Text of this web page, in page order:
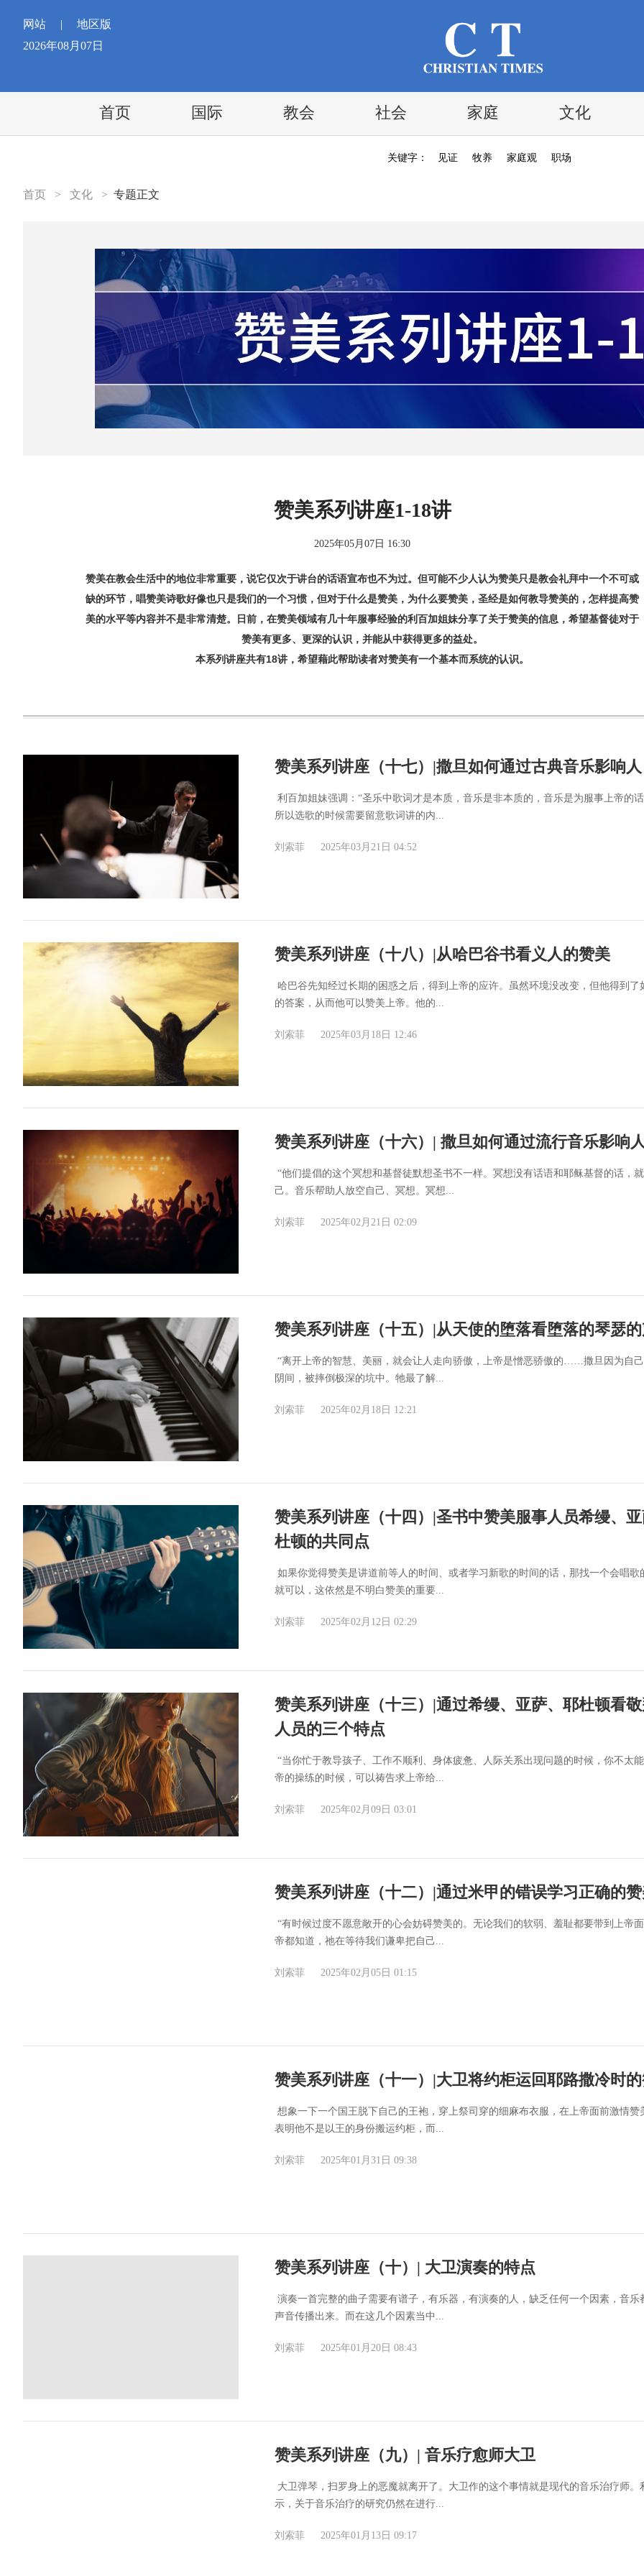
网站 |
地区版
2026年08月07日
首页 国际 教会 社会 家庭 文化
关键字： 见证 牧养 家庭观 职场
首页 > 文化 > 专题正文
赞美系列讲座1-18讲
2025年05月07日 16:30
赞美在教会生活中的地位非常重要，说它仅次于讲台的话语宣布也不为过。但可能不少人认为赞美只是教会礼拜中一个不可或
缺的环节，唱赞美诗歌好像也只是我们的一个习惯，但对于什么是赞美，为什么要赞美，圣经是如何教导赞美的，怎样提高赞
美的水平等内容并不是非常清楚。日前，在赞美领域有几十年服事经验的利百加姐妹分享了关于赞美的信息，希望基督徒对于
赞美有更多、更深的认识，并能从中获得更多的益处。
本系列讲座共有18讲，希望藉此帮助读者对赞美有一个基本而系统的认识。
赞美系列讲座（十七）|撒旦如何通过古典音乐影响人
利百加姐妹强调：“圣乐中歌词才是本质，音乐是非本质的，音乐是为服事上帝的话
所以选歌的时候需要留意歌词讲的内...
刘索菲 2025年03月21日 04:52
赞美系列讲座（十八）|从哈巴谷书看义人的赞美
哈巴谷先知经过长期的困惑之后，得到上帝的应许。虽然环境没改变，但他得到了
的答案，从而他可以赞美上帝。他的...
刘索菲 2025年03月18日 12:46
赞美系列讲座（十六）| 撒旦如何通过流行音乐影响
“他们提倡的这个冥想和基督徒默想圣书不一样。冥想没有话语和耶稣基督的话，
己。音乐帮助人放空自己、冥想。冥想...
刘索菲 2025年02月21日 02:09
赞美系列讲座（十五）|从天使的堕落看堕落的琴瑟
“离开上帝的智慧、美丽，就会让人走向骄傲，上帝是憎恶骄傲的……撒旦因为自
阴间，被摔倒极深的坑中。牠最了解...
刘索菲 2025年02月18日 12:21
赞美系列讲座（十四）|圣书中赞美服事人员希缦、
杜顿的共同点
如果你觉得赞美是讲道前等人的时间、或者学习新歌的时间的话，那找一个会唱歌
就可以，这依然是不明白赞美的重要...
刘索菲 2025年02月12日 02:29
赞美系列讲座（十三）|通过希缦、亚萨、耶杜顿看
人员的三个特点
“当你忙于教导孩子、工作不顺利、身体疲惫、人际关系出现问题的时候，你不太
帝的操练的时候，可以祷告求上帝给...
刘索菲 2025年02月09日 03:01
赞美系列讲座（十二）|通过米甲的错误学习正确的
“有时候过度不愿意敞开的心会妨碍赞美的。无论我们的软弱、羞耻都要带到上帝
帝都知道，祂在等待我们谦卑把自己...
刘索菲 2025年02月05日 01:15
赞美系列讲座（十一）|大卫将约柜运回耶路撒冷时
想象一下一个国王脱下自己的王袍，穿上祭司穿的细麻布衣服，在上帝面前激情赞
表明他不是以王的身份搬运约柜，而...
刘索菲 2025年01月31日 09:38
赞美系列讲座（十）| 大卫演奏的特点
演奏一首完整的曲子需要有谱子，有乐器，有演奏的人，缺乏任何一个因素，音乐
声音传播出来。而在这几个因素当中...
刘索菲 2025年01月20日 08:43
赞美系列讲座（九）| 音乐疗愈师大卫
大卫弹琴，扫罗身上的恶魔就离开了。大卫作的这个事情就是现代的音乐治疗师。
示，关于音乐治疗的研究仍然在进行...
刘索菲 2025年01月13日 09:17